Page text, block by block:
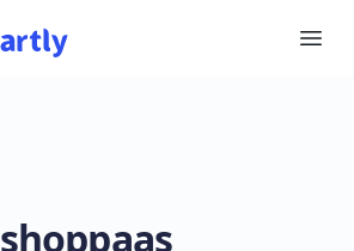
shoppaas